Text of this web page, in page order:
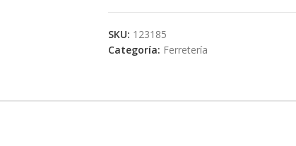
SKU: 123185
Categoría: Ferretería